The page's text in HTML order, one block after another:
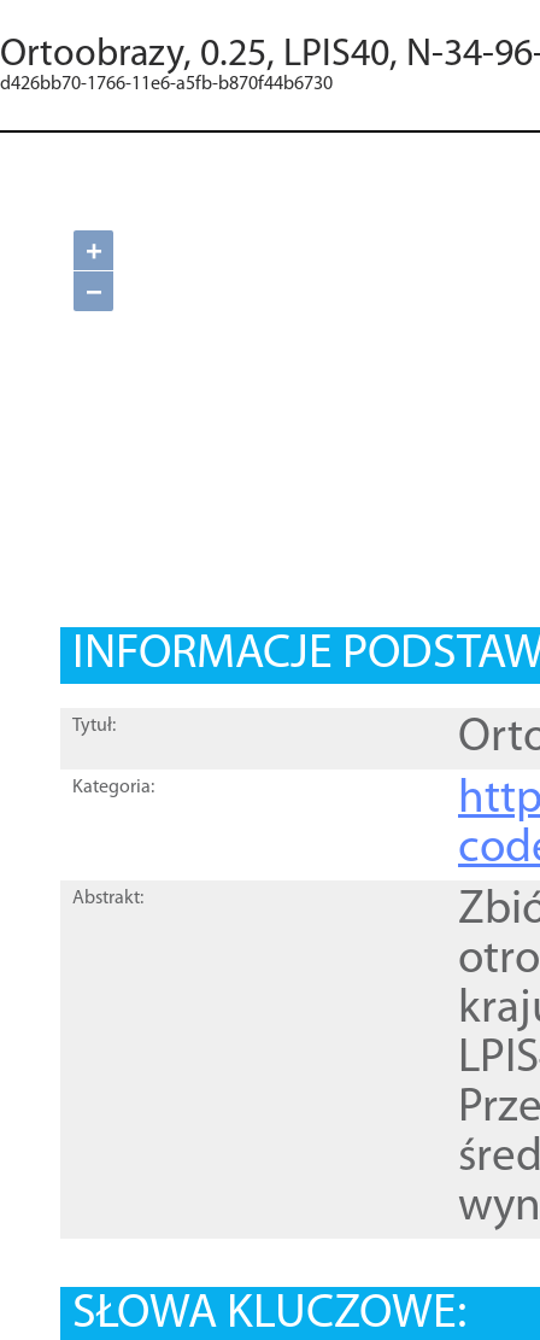
Ortoobrazy, 0.25, LPIS40, N-34-
d426bb70-1766-11e6-a5fb-b870f44b6730
+
−
INFORMACJE
Tytuł:
Kategoria:
Abstrakt:
SŁOWA KLUCZOWE: